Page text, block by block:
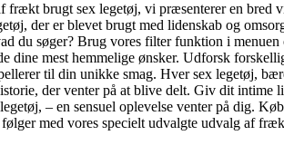
frækt brugt sex legetøj, vi præsenterer en bred
der er blevet brugt med lidenskab og
du søger? Brug vores filter funktion i menuen
dine mest hemmelige ønsker. Udforsk
til din unikke smag. Hver sex legetøj,
der venter på at blive delt. Giv dit intime
– en sensuel oplevelse venter på dig.
med vores specielt udvalgte udvalg af